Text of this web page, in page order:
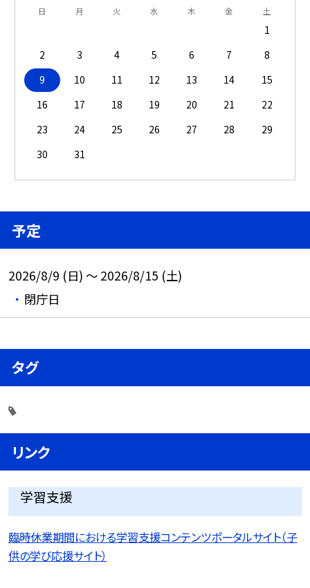
日 月 火 水 木 金 土
1
2
3 4 5 6 7
8
9
10 11 12 13 14
15
16
17 18 19 20 21
22
23
24 25 26 27 28
29
30
31
予定
2026/8/9 (日) ～ 2026/8/15 (土)
閉庁日
タグ
リンク
学習支援
臨時休業期間における学習支援コンテンツポータルサイト（子
供の学び応援サイト）